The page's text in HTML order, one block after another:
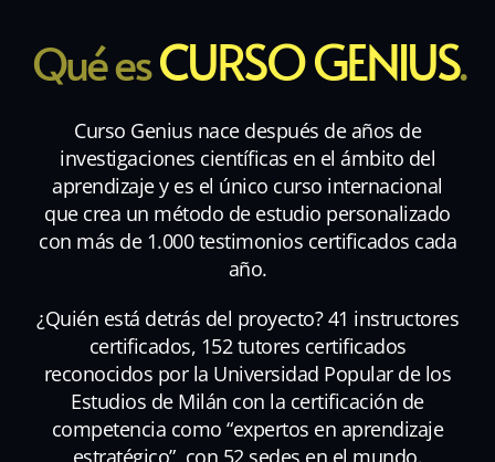
Qué esCURSO GENIUS.
Curso Genius nace después de años de
investigaciones científicas en el ámbito del
aprendizaje y es el único curso internacional
que crea un método de estudio personalizado
con más de 1.000 testimonios certificados cada
año.
¿Quién está detrás del proyecto? 41 instructores
certificados, 152 tutores certificados
reconocidos por la Universidad Popular de los
Estudios de Milán con la certificación de
competencia como “expertos en aprendizaje
estratégico”, con 52 sedes en el mundo.